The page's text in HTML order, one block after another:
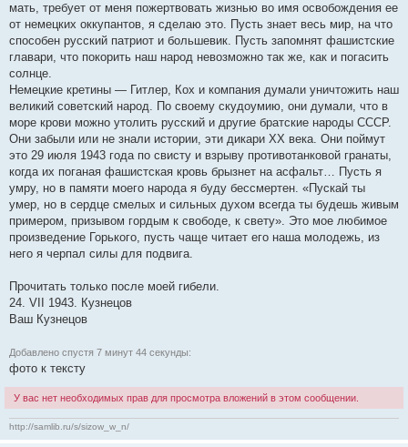
мать, требует от меня пожертвовать жизнью во имя освобождения ее
от немецких оккупантов, я сделаю это. Пусть знает весь мир, на что
способен русский патриот и большевик. Пусть запомнят фашистские
главари, что покорить наш народ невозможно так же, как и погасить
солнце.
Немецкие кретины — Гитлер, Кох и компания думали уничтожить наш
великий советский народ. По своему скудоумию, они думали, что в
море крови можно утолить русский и другие братские народы СССР.
Они забыли или не знали истории, эти дикари XX века. Они поймут
это 29 июля 1943 года по свисту и взрыву противотанковой гранаты,
когда их поганая фашистская кровь брызнет на асфальт… Пусть я
умру, но в памяти моего народа я буду бессмертен. «Пускай ты
умер, но в сердце смелых и сильных духом всегда ты будешь живым
примером, призывом гордым к свободе, к свету». Это мое любимое
произведение Горького, пусть чаще читает его наша молодежь, из
него я черпал силы для подвига.
Прочитать только после моей гибели.
24. VII 1943. Кузнецов
Ваш Кузнецов
Добавлено спустя 7 минут 44 секунды:
фото к тексту
У вас нет необходимых прав для просмотра вложений в этом сообщении.
http://samlib.ru/s/sizow_w_n/